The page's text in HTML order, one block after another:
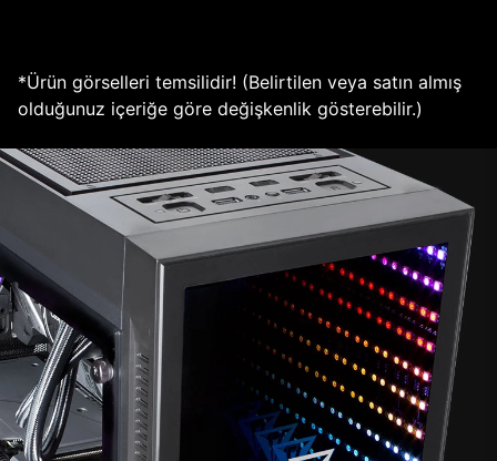
*Ürün görselleri temsilidir! (Belirtilen veya satın almış
olduğunuz içeriğe göre değişkenlik gösterebilir.)